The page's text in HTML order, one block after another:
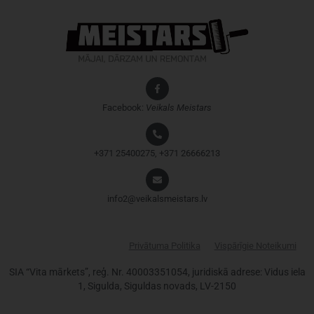
Facebook: Veikals Meistars
+371 25400275, +371 26666213
info2@veikalsmeistars.lv
SIA “Vita mārkets”, reģ. Nr. 40003351054, juridiskā adrese: Vidus iela
1, Sigulda, Siguldas novads, LV-2150